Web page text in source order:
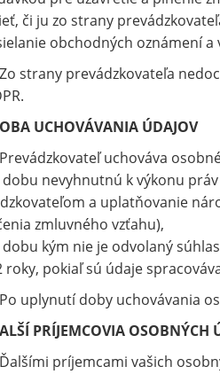
či ju zo strany
obchodných oznámení
strany prevádzkovateľa
UCHOVÁVANIA ÚDAJOV
uchováva
nevyhnutnú k výkonu práv
a uplatňovanie
zmluvného vzťahu),
kým nie je odvolaný
roky, pokiaľ sú údaje
uplynutí doby uchovávania
PRÍJEMCOVIA OSOBNÝCH
príjemcami vašich